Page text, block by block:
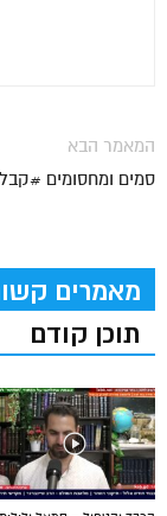
המאמר הבא
סמים ומחסומים
מאמרים
תוכן קודם